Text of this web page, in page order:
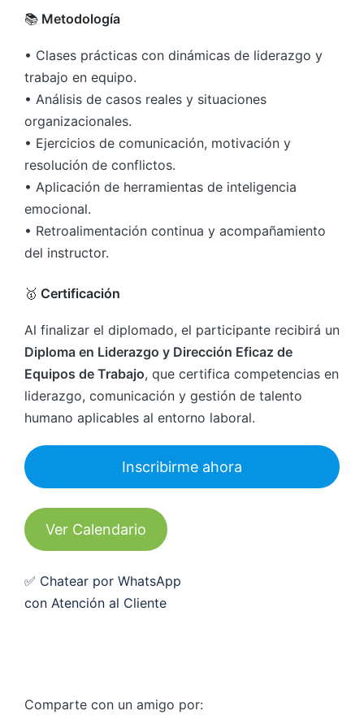
📚 Metodología
• Clases prácticas con dinámicas de liderazgo y
trabajo en equipo.
• Análisis de casos reales y situaciones
organizacionales.
• Ejercicios de comunicación, motivación y
resolución de conflictos.
• Aplicación de herramientas de inteligencia
emocional.
• Retroalimentación continua y acompañamiento
del instructor.
🥇 Certificación
Al finalizar el diplomado, el participante recibirá un
Diploma en Liderazgo y Dirección Eficaz de
Equipos de Trabajo, que certifica competencias en
liderazgo, comunicación y gestión de talento
humano aplicables al entorno laboral.
Inscribirme ahora
Ver Calendario
✅ Chatear por WhatsApp
con Atención al Cliente
Comparte con un amigo por: